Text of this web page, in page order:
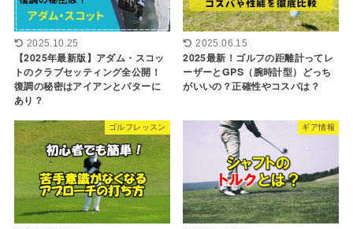
2025.10.25
【2025年最新版】アダム・スコッ
トのクラブセッティング全公開！
復調の秘密はアイアンとパターに
あり？
2025.06.15
2025最新！ゴルフの距離計ってレ
ーザーとGPS（腕時計型）どっち
がいいの？正確性やコスパは？
ゴルフレッスン ギア情報